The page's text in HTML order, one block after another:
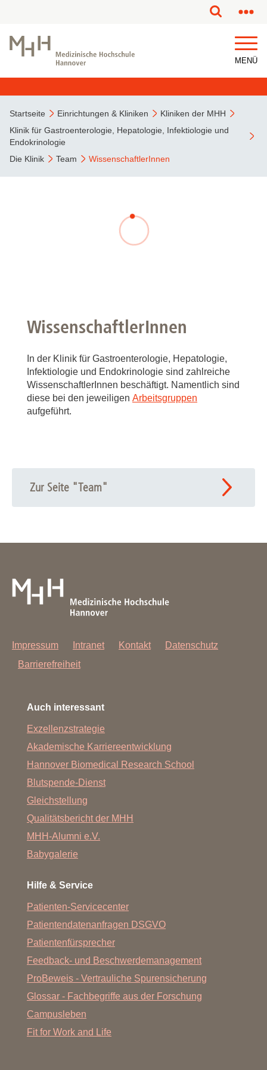
MENÜ
Startseite Einrichtungen & Kliniken
Kliniken der MHH
Klinik für Gastroenterologie, Hepatologie, Infektiologie und
Endokrinologie
Die Klinik
Team WissenschaftlerInnen
WissenschaftlerInnen
In der Klinik für Gastroenterologie, Hepatologie,
Infektiologie und Endokrinologie sind zahlreiche
WissenschaftlerInnen beschäftigt. Namentlich sind
diese bei den jeweiligen Arbeitsgruppen
aufgeführt.
Zur Seite "Team"
Impressum Intranet Kontakt
Datenschutz
Barrierefreiheit
Auch interessant
Exzellenzstrategie
Akademische Karriereentwicklung
Hannover Biomedical Research School
Blutspende-Dienst
Gleichstellung
Qualitätsbericht der MHH
MHH-Alumni e.V.
Babygalerie
Hilfe & Service
Patienten-Servicecenter
Patientendatenanfragen DSGVO
Patientenfürsprecher
Feedback- und Beschwerdemanagement
ProBeweis - Vertrauliche Spurensicherung
Glossar - Fachbegriffe aus der Forschung
Campusleben
Fit for Work and Life